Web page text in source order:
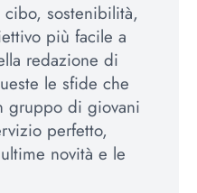
cibo, sostenibilità,
più facile a
redazione di
le sfide che
gruppo di giovani
perfetto,
novità e le